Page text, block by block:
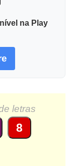
na Play
letras
8